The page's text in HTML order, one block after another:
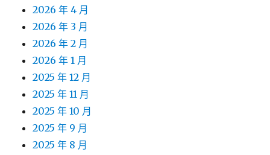
2026 年 4 月
2026 年 3 月
2026 年 2 月
2026 年 1 月
2025 年 12 月
2025 年 11 月
2025 年 10 月
2025 年 9 月
2025 年 8 月